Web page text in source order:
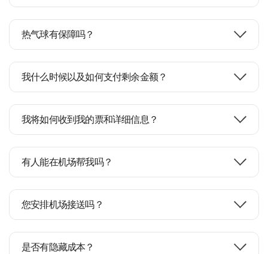
热气球有保障吗？
我什么时候以及如何支付剩余金额？
我将如何收到我的票和详细信息？
有人能在机场帮我吗？
您安排机场接送吗？
是否有隐藏成本？